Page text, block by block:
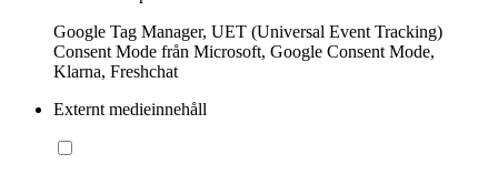
Google Tag Manager, UET (Universal Event Tracking)
Consent Mode från Microsoft, Google Consent Mode,
Klarna, Freshchat
Externt medieinnehåll